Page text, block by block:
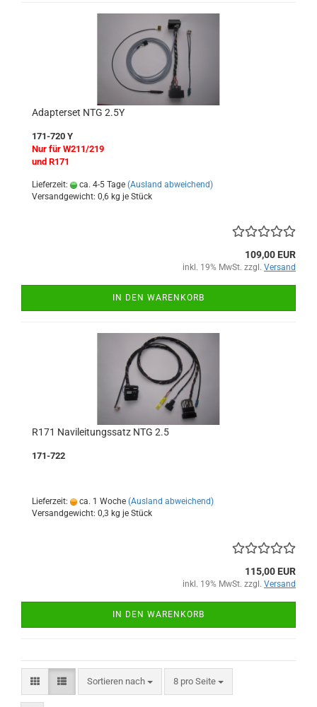
Adapterset NTG 2.5Y
171-720 Y
Nur für W211/219
und R171
Lieferzeit: ca. 4-5 Tage (Ausland abweichend)
Versandgewicht: 0,6 kg je Stück
109,00 EUR
inkl. 19% MwSt. zzgl. Versand
IN DEN WARENKORB
R171 Navileitungssatz NTG 2.5
171-722
Lieferzeit: ca. 1 Woche (Ausland abweichend)
Versandgewicht: 0,3 kg je Stück
115,00 EUR
inkl. 19% MwSt. zzgl. Versand
IN DEN WARENKORB
Sortieren nach
Sortieren nach 8 pro Seite
pro Seite